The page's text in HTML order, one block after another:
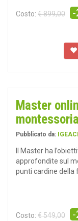
Costo: € 899,00 -
Master
Pubblicato da:
Il Master ha
approfondite sul
punti cardine della
Costo: € 549,00 -